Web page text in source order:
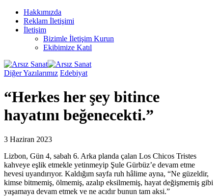
Hakkımızda
Reklam İletişimi
İletişim
Bizimle İletişim Kurun
Ekibimize Katıl
Diğer Yazılarımız Edebiyat
“Herkes her şey bitince
hayatını beğenecekti.”
3 Haziran 2023
Lizbon, Gün 4, sabah 6. Arka planda çalan Los Chicos Tristes
kahveye eşlik etmekle yetinmeyip Şule Gürbüz’e devam etme
hevesi uyandırıyor. Kaldığım sayfa ruh hâlime ayna, “Ne güzeldir,
kimse bitmemiş, ölmemiş, azalıp eksilmemiş, hayat değişmemiş gibi
yaşamaya devam etmek ve ne acıdır bunun tam aksi.”